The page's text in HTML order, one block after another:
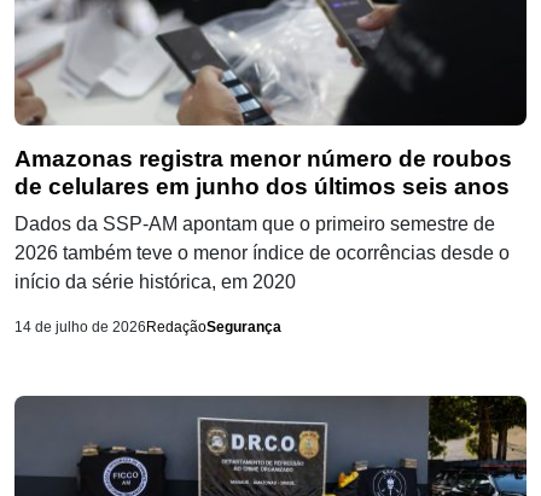
Amazonas registra menor número de roubos
de celulares em junho dos últimos seis anos
Dados da SSP-AM apontam que o primeiro semestre de
2026 também teve o menor índice de ocorrências desde o
início da série histórica, em 2020
14 de julho de 2026 RedaçãoSegurança